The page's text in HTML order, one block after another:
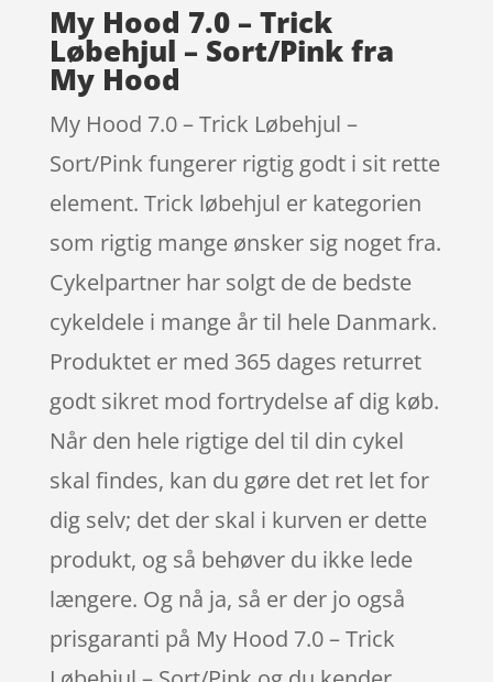
My Hood 7.0 – Trick
Løbehjul – Sort/Pink fra
My Hood
My Hood 7.0 – Trick Løbehjul –
Sort/Pink fungerer rigtig godt i sit rette
element. Trick løbehjul er kategorien
som rigtig mange ønsker sig noget fra.
Cykelpartner har solgt de de bedste
cykeldele i mange år til hele Danmark.
Produktet er med 365 dages returret
godt sikret mod fortrydelse af dig køb.
Når den hele rigtige del til din cykel
skal findes, kan du gøre det ret let for
dig selv; det der skal i kurven er dette
produkt, og så behøver du ikke lede
længere. Og nå ja, så er der jo også
prisgaranti på My Hood 7.0 – Trick